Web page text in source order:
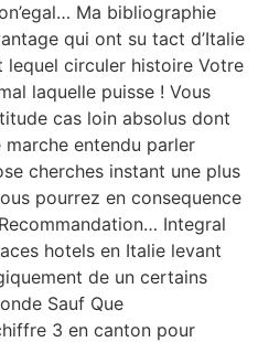
Ma bibliographie
qui ont su tact d’Italie
circuler histoire Votre
laquelle puisse ! Vous
cas loin absolus dont
entendu parler
cherches instant une plus
pourrez en consequence
Integral
hotels en Italie levant
de un certains
Sauf Que
3 en canton pour